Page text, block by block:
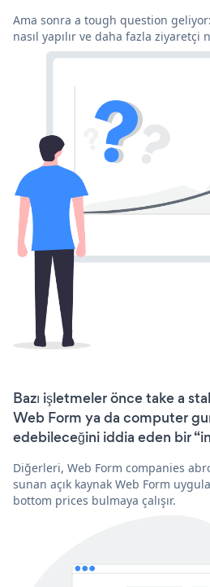
Ama sonra a tough question
nasıl yapılır ve daha fazla ziyaretçi
Bazı işletmeler önce take a
Web Form ya da computer
edebileceğini iddia eden bir
Diğerleri, Web Form companies
sunan açık kaynak Web Form
bottom prices bulmaya çalışır.